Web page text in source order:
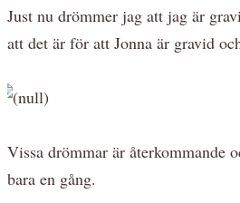
Just nu drömmer jag att jag är
att det är för att Jonna är gravid
Vissa drömmar är återkommande
bara en gång.